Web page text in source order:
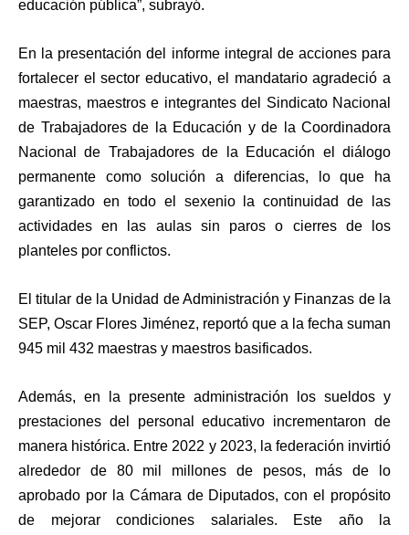
educación pública”, subrayó.
En la presentación del informe integral de acciones para
fortalecer el sector educativo, el mandatario agradeció a
maestras, maestros e integrantes del Sindicato Nacional
de Trabajadores de la Educación y de la Coordinadora
Nacional de Trabajadores de la Educación el diálogo
permanente como solución a diferencias, lo que ha
garantizado en todo el sexenio la continuidad de las
actividades en las aulas sin paros o cierres de los
planteles por conflictos.
El titular de la Unidad de Administración y Finanzas de la
SEP, Oscar Flores Jiménez, reportó que a la fecha suman
945 mil 432 maestras y maestros basificados.
Además, en la presente administración los sueldos y
prestaciones del personal educativo incrementaron de
manera histórica. Entre 2022 y 2023, la federación invirtió
alrededor de 80 mil millones de pesos, más de lo
aprobado por la Cámara de Diputados, con el propósito
de mejorar condiciones salariales. Este año la